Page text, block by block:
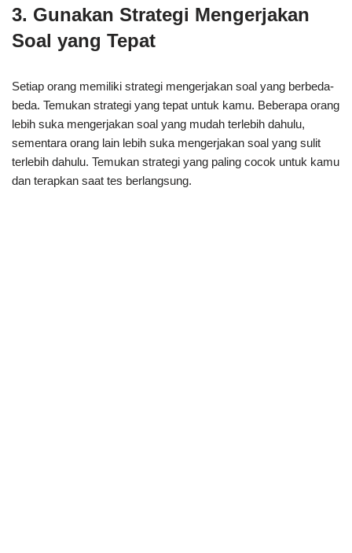
3. Gunakan Strategi Mengerjakan
Soal yang Tepat
Setiap orang memiliki strategi mengerjakan soal yang berbeda-
beda. Temukan strategi yang tepat untuk kamu. Beberapa orang
lebih suka mengerjakan soal yang mudah terlebih dahulu,
sementara orang lain lebih suka mengerjakan soal yang sulit
terlebih dahulu. Temukan strategi yang paling cocok untuk kamu
dan terapkan saat tes berlangsung.